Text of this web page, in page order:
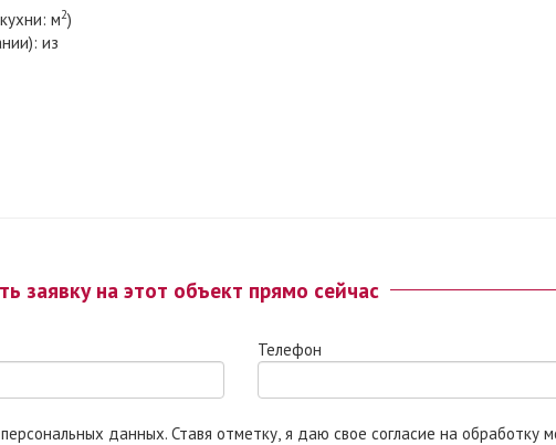
м2)
из
заявку на этот объект прямо сейчас
Телефон
я даю свое согласие на обработку моих